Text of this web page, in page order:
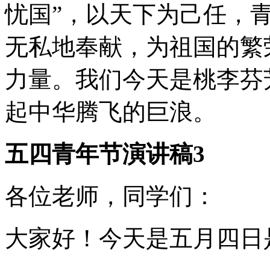
忧国”，以天下为己任，
无私地奉献，为祖国的
力量。我们今天是桃李
起中华腾飞的巨浪。
五四青年节演讲稿3
各位老师，同学们：
大家好！今天是五月四